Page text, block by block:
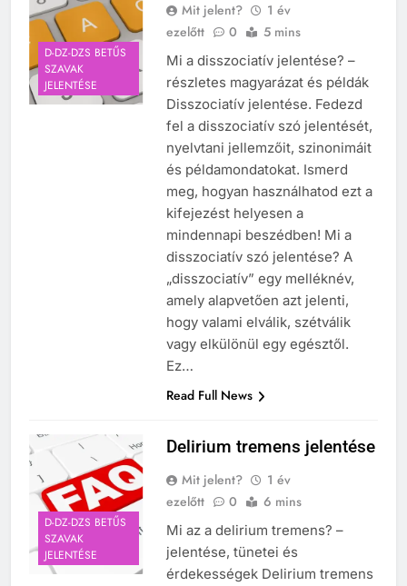
D-DZ-DZS BETŰS
SZAVAK
JELENTÉSE
Mit jelent?
1 év
ezelőtt
0 5 mins
Mi a disszociatív jelentése? –
részletes magyarázat és példák
Disszociatív jelentése. Fedezd
fel a disszociatív szó jelentését,
nyelvtani jellemzőit, szinonimáit
és példamondatokat. Ismerd
meg, hogyan használhatod ezt a
kifejezést helyesen a
mindennapi beszédben! Mi a
disszociatív szó jelentése? A
„disszociatív” egy melléknév,
amely alapvetően azt jelenti,
hogy valami elválik, szétválik
vagy elkülönül egy egésztől.
Ez…
Read Full News
D-DZ-DZS BETŰS
SZAVAK
JELENTÉSE
Delirium tremens jelentése
Mit jelent?
1 év
ezelőtt
0 6 mins
Mi az a delirium tremens? –
jelentése, tünetei és
érdekességek Delirium tremens